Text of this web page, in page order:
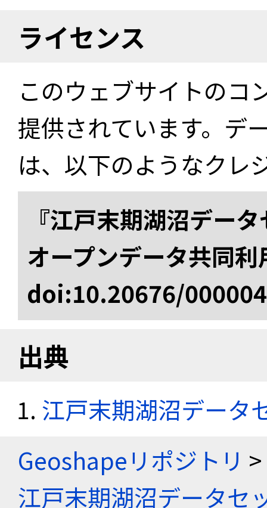
ライセンス
このウェブサイトのコ
提供されています。デ
は、以下のようなクレ
『江戸末期湖沼デー
オープンデータ共同
doi:10.20676/
出典
江戸末期湖沼データ
Geoshapeリポジトリ >
江戸末期湖沼データセ